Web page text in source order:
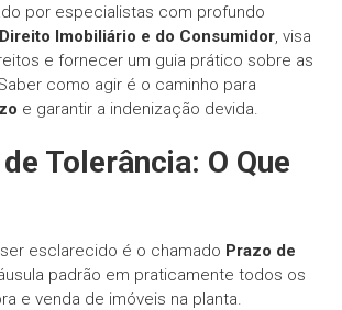
por especialistas com profundo
Direito Imobiliário e do Consumidor, visa
e fornecer um guia prático sobre as
como agir é o caminho para
e garantir a indenização devida.
de Tolerância: O Que
esclarecido é o chamado Prazo de
padrão em praticamente todos os
e venda de imóveis na planta.